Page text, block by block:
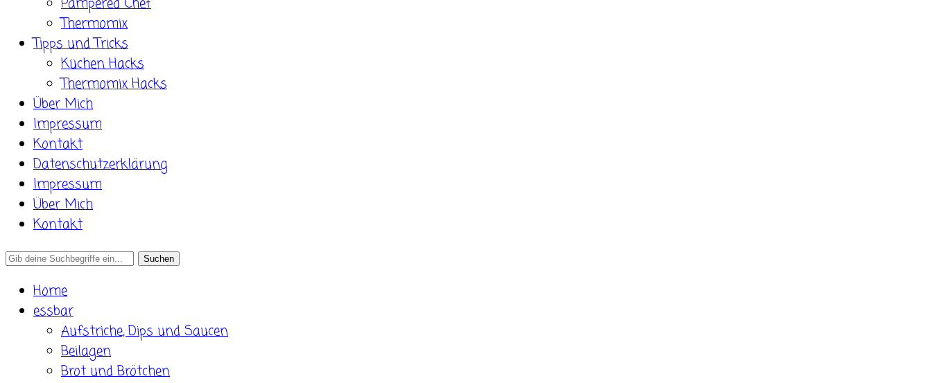
Thermomix
Tipps und Tricks
Küchen Hacks
Thermomix Hacks
Über Mich
Impressum
Kontakt
Datenschutzerklärung
Impressum
Über Mich
Kontakt
Search
Home
essbar
Aufstriche, Dips und Saucen
Beilagen
Brot und Brötchen